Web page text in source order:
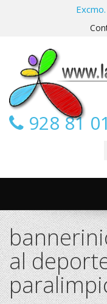
928 81
al